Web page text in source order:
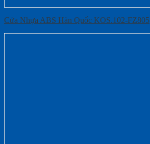
Cửa Nhựa ABS Hàn Quốc KOS.102-FZ805